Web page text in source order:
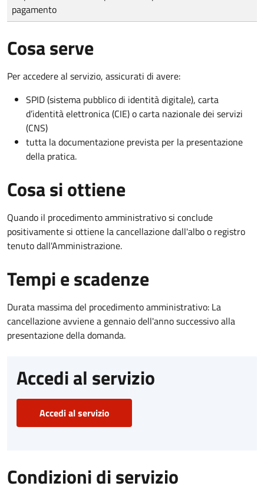
pagamento
Cosa serve
Per accedere al servizio, assicurati di avere:
SPID (sistema pubblico di identità digitale), carta
d’identità elettronica (CIE) o carta nazionale dei servizi
(CNS)
tutta la documentazione prevista per la presentazione
della pratica.
Cosa si ottiene
Quando il procedimento amministrativo si conclude
positivamente si ottiene la cancellazione dall'albo o registro
tenuto dall'Amministrazione.
Tempi e scadenze
Durata massima del procedimento amministrativo: La
cancellazione avviene a gennaio dell'anno successivo alla
presentazione della domanda.
Accedi al servizio
Accedi al servizio
Condizioni di servizio